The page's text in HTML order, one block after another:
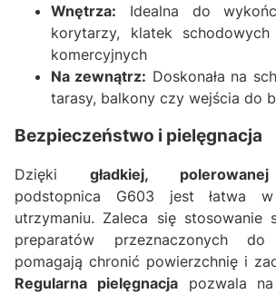
Wnętrza: Idealna do
korytarzy, klatek
komercyjnych
Na zewnątrz: Doskonała na
tarasy, balkony czy wejścia do
Bezpieczeństwo i pielęgnacja
Dzięki gładkiej,
podstopnica G603 jest łatwa
utrzymaniu. Zaleca się stosowanie
preparatów przeznaczonych
pomagają chronić powierzchnię i
Regularna pielęgnacjapozwala na